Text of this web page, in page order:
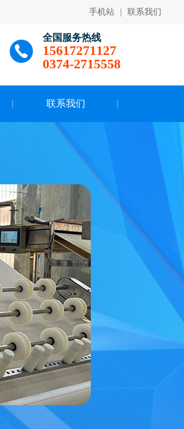
手机站 联系我们
全国服务热线
15617271127
0374-2715558
联系我们